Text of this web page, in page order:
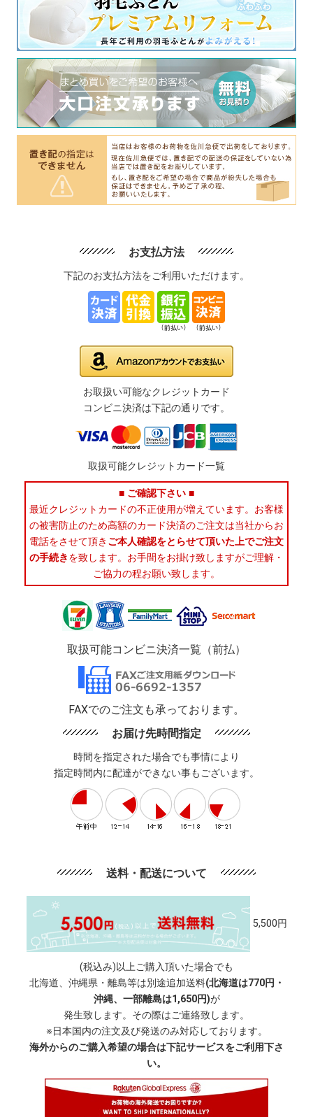
お支払方法
下記のお支払方法をご利用いただけます。
お取扱い可能なクレジットカード
コンビニ決済は下記の通りです。
取扱可能クレジットカード一覧
■ ご確認下さい ■
最近クレジットカードの不正使用が増えています。お客様
の被害防止のため高額のカード決済のご注文は当社からお
電話をさせて頂き ご本人確認をとらせて頂いた上でご注文
の手続きを致します。お手間をお掛け致しますがご理解・
ご協力の程お願い致します。
取扱可能コンビニ決済一覧（前払）
FAXでのご注文も承っております。
お届け先時間指定
時間を指定された場合でも事情により
指定時間内に配達ができない事もございます。
送料・配送について
5,500円
(税込み)以上ご購入頂いた場合でも
北海道、沖縄県・離島等は別途追加送料(北海道は770円・
沖縄、一部離島は1,650円)が
発生致します。その際はご連絡致します。
※日本国内の注文及び発送のみ対応しております。
海外からのご購入希望の場合は下記サービスをご利用下さ
い。